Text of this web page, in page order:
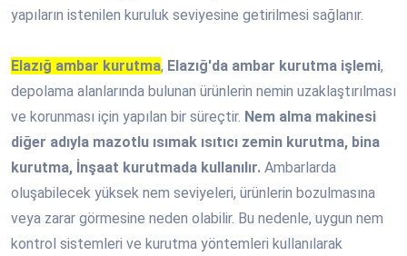
yapıların istenilen kuruluk seviyesine getirilmesi sağlanır.
Elazığ ambar kurutma, Elazığ'da ambar kurutma işlemi,
depolama alanlarında bulunan ürünlerin nemin uzaklaştırılması
ve korunması için yapılan bir süreçtir. Nem alma makinesi
diğer adıyla mazotlu ısımak ısıtıcı zemin kurutma, bina
kurutma, İnşaat kurutmada kullanılır. Ambarlarda
oluşabilecek yüksek nem seviyeleri, ürünlerin bozulmasına
veya zarar görmesine neden olabilir. Bu nedenle, uygun nem
kontrol sistemleri ve kurutma yöntemleri kullanılarak